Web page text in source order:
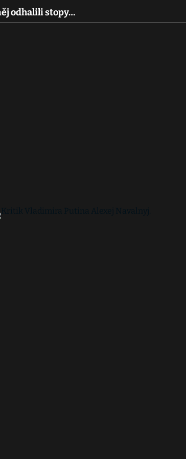
odhalili stopy…